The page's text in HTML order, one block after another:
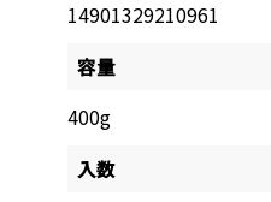
14901329210961
容量
400g
入数